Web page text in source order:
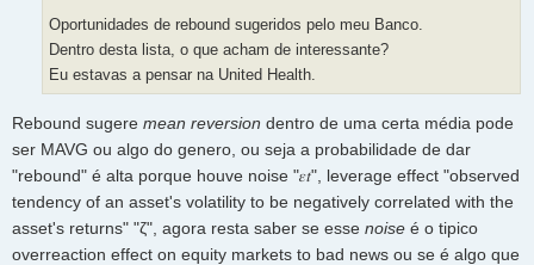
Oportunidades de rebound sugeridos pelo meu Banco.
Dentro desta lista, o que acham de interessante?
Eu estavas a pensar na United Health.
Rebound sugere mean reversion dentro de uma certa média pode
ser MAVG ou algo do genero, ou seja a probabilidade de dar
"rebound" é alta porque houve noise "𝜀𝑡", leverage effect "observed
tendency of an asset's volatility to be negatively correlated with the
asset's returns" "ζ", agora resta saber se esse noise é o tipico
overreaction effect on equity markets to bad news ou se é algo que